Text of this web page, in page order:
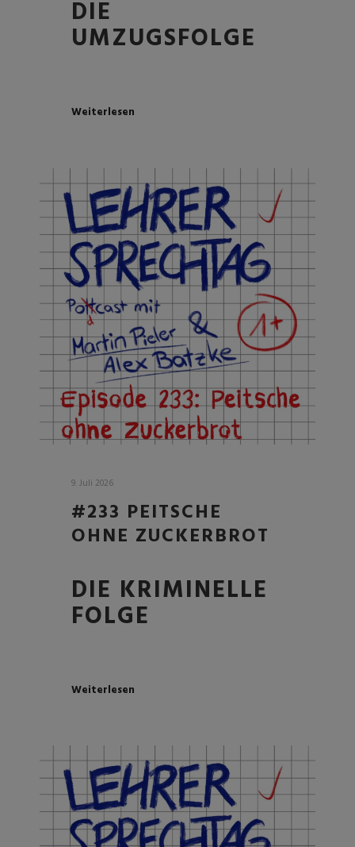
DIE
UMZUGSFOLGE
Weiterlesen
9. Juli 2026
#233 PEITSCHE
OHNE ZUCKERBROT
DIE KRIMINELLE
FOLGE
Weiterlesen